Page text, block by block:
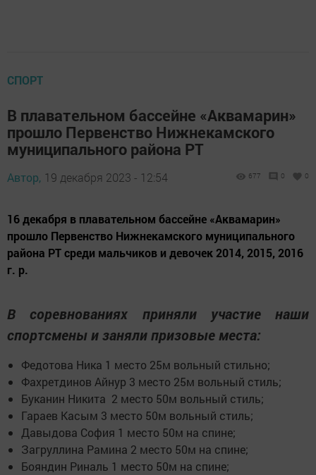
СПОРТ
В плавательном бассейне «Аквамарин»
прошло Первенство Нижнекамского
муниципального района РТ
Автор, 19 декабря 2023 - 12:54 677 0 0
16 декабря в плавательном бассейне «Аквамарин»
прошло Первенство Нижнекамского муниципального
района РТ среди мальчиков и девочек 2014, 2015, 2016
г. р.
В соревнованиях приняли участие наши
спортсмены и заняли призовые места:
Федотова Ника 1 место 25м вольный стильно;
Фахретдинов Айнур 3 место 25м вольный стиль;
Буканин Никита 2 место 50м вольный стиль;
Гараев Касым 3 место 50м вольный стиль;
Давыдова София 1 место 50м на спине;
Загруллина Рамина 2 место 50м на спине;
Бояндин Риналь 1 место 50м на спине;